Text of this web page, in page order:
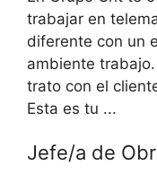
trabajar en
diferente con un
ambiente
trato con el
Esta es tu ...
Jefe/a de